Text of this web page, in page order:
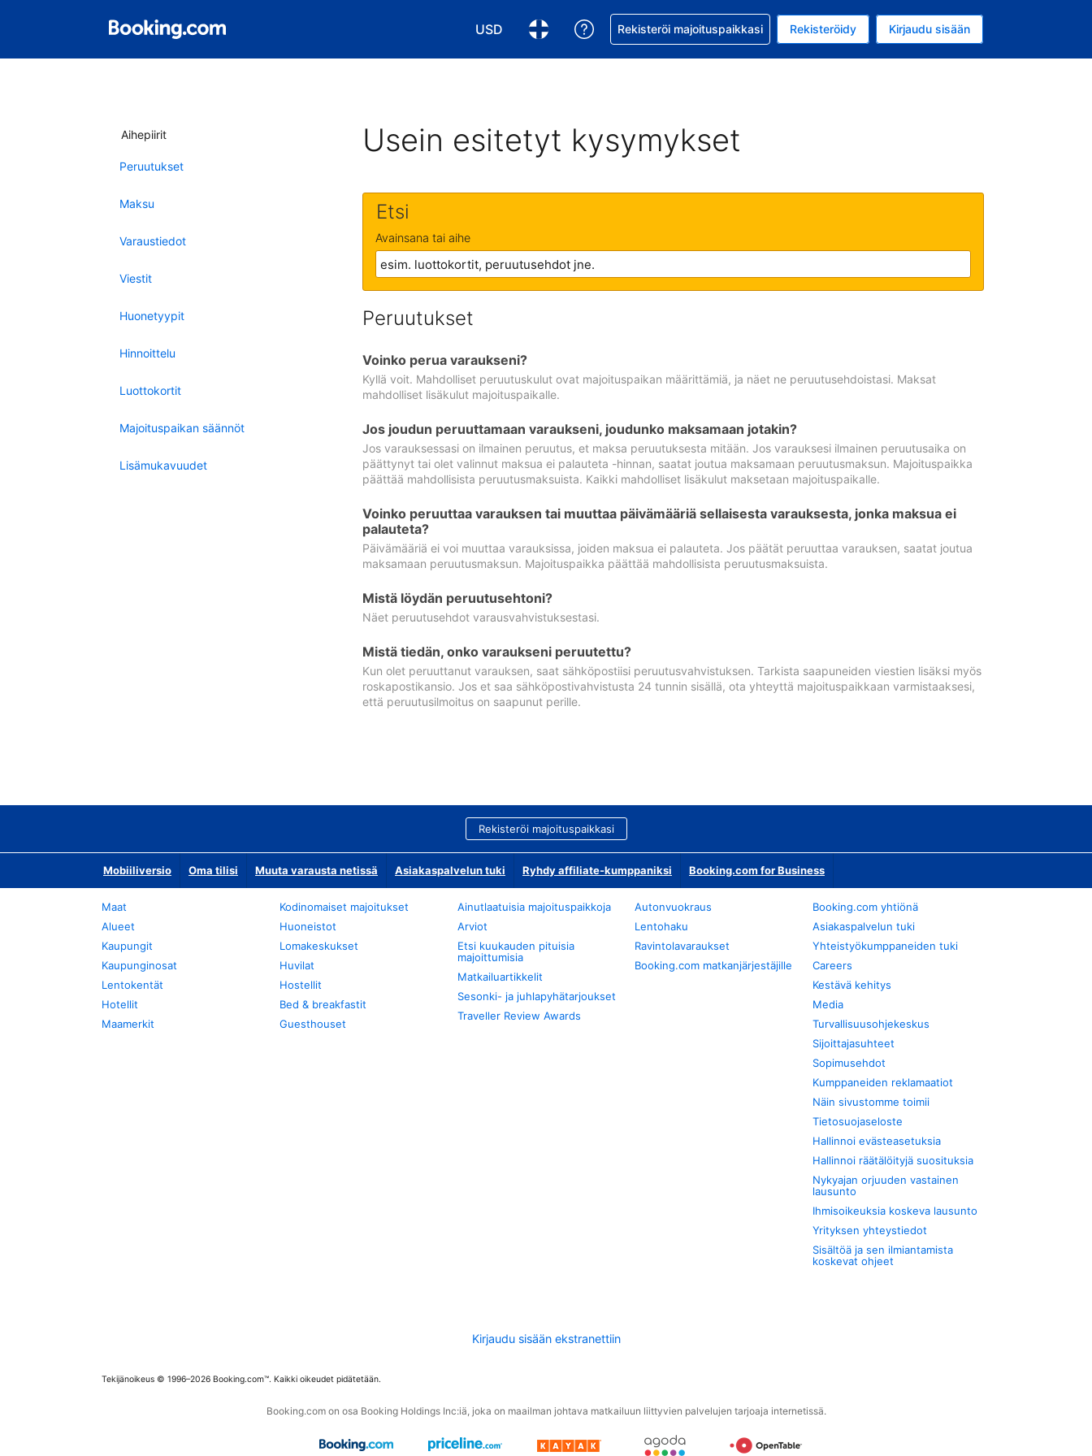
USD
Valitse valuutta. Tämänhetkinen valuutta on Yhdysvaltain dollari
Valitse kieli. Tämänhetkinen kieli on Suomi
Pyydä apua varauksesi kanssa
Rekisteröi majoituspaikkasi Rekisteröidy Kirjaudu sisään
Aihepiirit
Peruutukset
Maksu
Varaustiedot
Viestit
Huonetyypit
Hinnoittelu
Luottokortit
Majoituspaikan säännöt
Lisämukavuudet
Usein esitetyt kysymykset
Etsi
Avainsana tai aihe
Peruutukset
Voinko perua varaukseni?
Kyllä voit. Mahdolliset peruutuskulut ovat majoituspaikan määrittämiä, ja näet ne peruutusehdoistasi. Maksat
mahdolliset lisäkulut majoituspaikalle.
Jos joudun peruuttamaan varaukseni, joudunko maksamaan jotakin?
Jos varauksessasi on ilmainen peruutus, et maksa peruutuksesta mitään. Jos varauksesi ilmainen peruutusaika on
päättynyt tai olet valinnut maksua ei palauteta -hinnan, saatat joutua maksamaan peruutusmaksun. Majoituspaikka
päättää mahdollisista peruutusmaksuista. Kaikki mahdolliset lisäkulut maksetaan majoituspaikalle.
Voinko peruuttaa varauksen tai muuttaa päivämääriä sellaisesta varauksesta, jonka maksua ei
palauteta?
Päivämääriä ei voi muuttaa varauksissa, joiden maksua ei palauteta. Jos päätät peruuttaa varauksen, saatat joutua
maksamaan peruutusmaksun. Majoituspaikka päättää mahdollisista peruutusmaksuista.
Mistä löydän peruutusehtoni?
Näet peruutusehdot varausvahvistuksestasi.
Mistä tiedän, onko varaukseni peruutettu?
Kun olet peruuttanut varauksen, saat sähköpostiisi peruutusvahvistuksen. Tarkista saapuneiden viestien lisäksi myös
roskapostikansio. Jos et saa sähköpostivahvistusta 24 tunnin sisällä, ota yhteyttä majoituspaikkaan varmistaaksesi,
että peruutusilmoitus on saapunut perille.
Rekisteröi majoituspaikkasi
Mobiiliversio Oma tilisi Muuta varausta netissä Asiakaspalvelun tuki Ryhdy affiliate-kumppaniksi Booking.com for Business
Maat
Alueet
Kaupungit
Kaupunginosat
Lentokentät
Hotellit
Maamerkit
Kodinomaiset majoitukset
Huoneistot
Lomakeskukset
Huvilat
Hostellit
Bed & breakfastit
Guesthouset
Ainutlaatuisia majoituspaikkoja
Arviot
Etsi kuukauden pituisia
majoittumisia
Matkailuartikkelit
Sesonki- ja juhlapyhätarjoukset
Traveller Review Awards
Autonvuokraus
Lentohaku
Ravintolavaraukset
Booking.com matkanjärjestäjille
Booking.com yhtiönä
Asiakaspalvelun tuki
Yhteistyökumppaneiden tuki
Careers
Kestävä kehitys
Media
Turvallisuusohjekeskus
Sijoittajasuhteet
Sopimusehdot
Kumppaneiden reklamaatiot
Näin sivustomme toimii
Tietosuojaseloste
Hallinnoi evästeasetuksia
Hallinnoi räätälöityjä suosituksia
Nykyajan orjuuden vastainen
lausunto
Ihmisoikeuksia koskeva lausunto
Yrityksen yhteystiedot
Sisältöä ja sen ilmiantamista
koskevat ohjeet
Kirjaudu sisään ekstranettiin
Tekijänoikeus © 1996–2026 Booking.com™. Kaikki oikeudet pidätetään.
Booking.com on osa Booking Holdings Inc:iä, joka on maailman johtava matkailuun liittyvien palvelujen tarjoaja internetissä.